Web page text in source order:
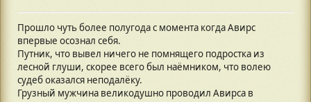
Прошло чуть более полугода с момента когда Авирс
впервые осознал себя.
Путник, что вывел ничего не помнящего подростка из
лесной глуши, скорее всего был наёмником, что волею
судеб оказался неподалёку.
Грузный мужчина великодушно проводил Авирса в